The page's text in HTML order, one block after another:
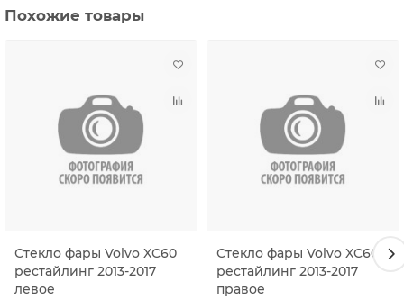
термоплавкий герметик для фар.
Не трогать и не протирать поверхность внутри стекла.
Студия тюнинга и ремонта автомобильной оптики -
Edison Studio
Похожие товары
Стекло фары Volvo XC60
рестайлинг 2013-2017
левое
Стекло фары Volvo XC60
рестайлинг 2013-2017
правое